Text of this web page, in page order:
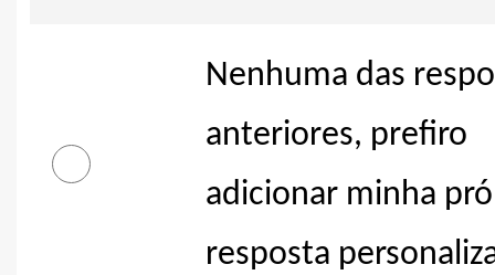
Nenhuma das
anteriores, prefiro
adicionar minha
resposta